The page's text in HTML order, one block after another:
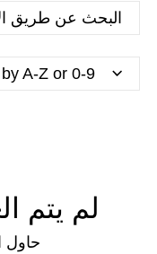
A-Z or 0-9
لم يتم
حاول